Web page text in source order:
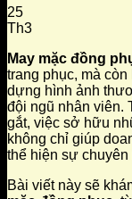
25
Th3
May mặc đồng
trang phục, mà
dựng hình ảnh
đội ngũ nhân viên.
gắt, việc sở hữu
không chỉ giúp
thể hiện sự chuyên
Bài viết này sẽ